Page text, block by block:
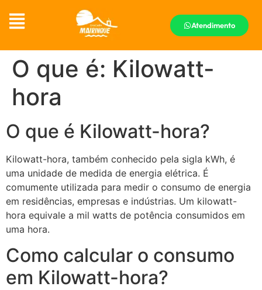
Atendimento
O que é: Kilowatt-
hora
O que é Kilowatt-hora?
Kilowatt-hora, também conhecido pela sigla kWh, é
uma unidade de medida de energia elétrica. É
comumente utilizada para medir o consumo de energia
em residências, empresas e indústrias. Um kilowatt-
hora equivale a mil watts de potência consumidos em
uma hora.
Como calcular o consumo
em Kilowatt-hora?